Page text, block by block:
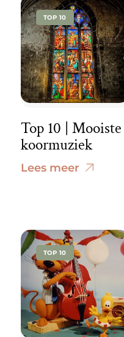
TOP 10
Top 10 | Mooiste
koormuziek
Lees meer
TOP 10